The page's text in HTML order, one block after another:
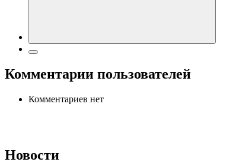
Комментарии пользователей
Комментариев нет
Новости